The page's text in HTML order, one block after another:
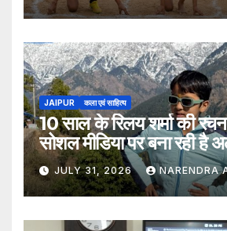
JAIPUR कला एवं साहित्य
10 साल के रिलय शर्मा की
सोशल मीडिया पर बना रही है
JULY 31, 2026 NARENDRA